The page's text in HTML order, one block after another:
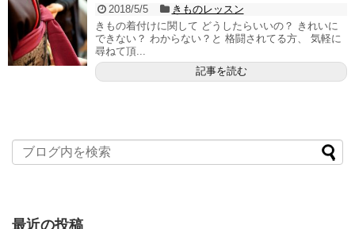
2018/5/5
きものレッスン
きもの着付けに関して どうしたらいいの？ きれいに
できない？ わからない？と 格闘されてる方、 気軽に
尋ねて頂...
記事を読む
最近の投稿